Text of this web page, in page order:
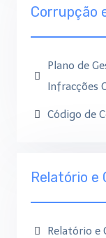
Corrupção
Plano de
Infracções
Código de
Relatório e
Relatório e